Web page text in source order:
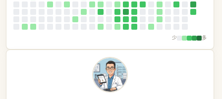
少 多